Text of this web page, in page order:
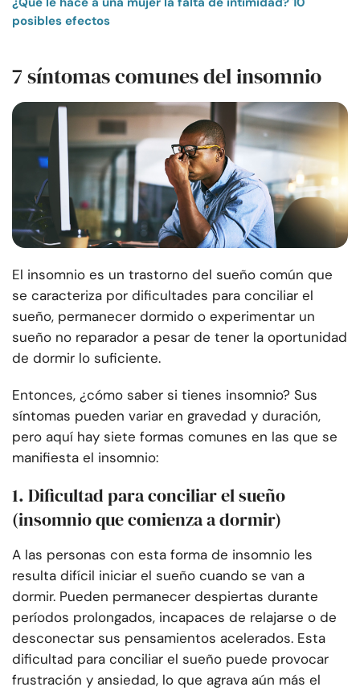
posibles efectos
7 síntomas comunes del insomnio
El insomnio es un trastorno del sueño común que
se caracteriza por dificultades para conciliar el
sueño, permanecer dormido o experimentar un
sueño no reparador a pesar de tener la oportunidad
de dormir lo suficiente.
Entonces, ¿cómo saber si tienes insomnio? Sus
síntomas pueden variar en gravedad y duración,
pero aquí hay siete formas comunes en las que se
manifiesta el insomnio:
1. Dificultad para conciliar el sueño
(insomnio que comienza a dormir)
A las personas con esta forma de insomnio les
resulta difícil iniciar el sueño cuando se van a
dormir. Pueden permanecer despiertas durante
períodos prolongados, incapaces de relajarse o de
desconectar sus pensamientos acelerados. Esta
dificultad para conciliar el sueño puede provocar
frustración y ansiedad, lo que agrava aún más el